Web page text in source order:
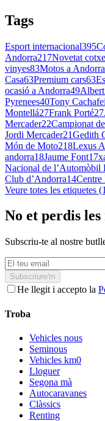
Tags
Esport internacional395
Andorra217Novetat
vinyes83Motos a Andorra
Casa63Premium cars63
ocasió a Andorra49
Pyrenees40Tony
Montellá27Frank Porté27
Mercader22Campionat
Jordi Mercader21Gedith
Món de Moto218Lexus
andorra18Jaume Font17
Nacional de l’Automòbil
Club d’Andorra14Centre
Veure totes les etiquetes
No et perdis les
Subscriu-te al nostre
Subscriure'm
He llegit i accepto la
Troba
Vehicles nous
Seminous
Vehicles km0
Lloguer
Segona mà
Autocaravanes
Clàssics
Renting